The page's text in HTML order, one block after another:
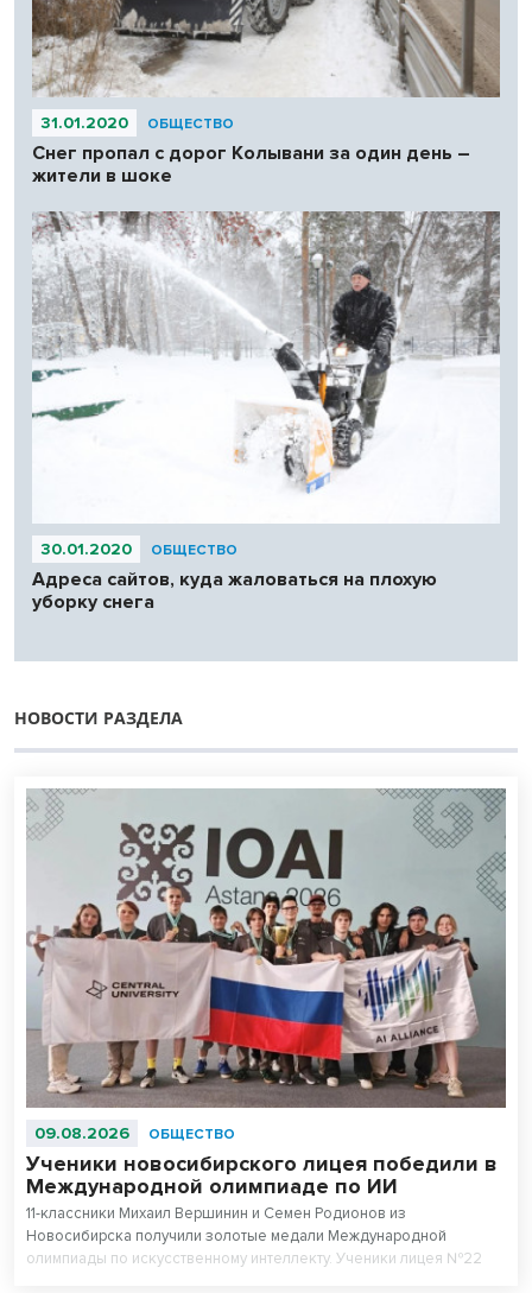
31.01.2020 ОБЩЕСТВО
Снег пропал с дорог Колывани за один день –
жители в шоке
30.01.2020 ОБЩЕСТВО
Адреса сайтов, куда жаловаться на плохую
уборку снега
НОВОСТИ РАЗДЕЛА
09.08.2026 ОБЩЕСТВО
Ученики новосибирского лицея победили в
Международной олимпиаде по ИИ
11-классники Михаил Вершинин и Семен Родионов из
Новосибирска получили золотые медали Международной
олимпиады по искусственному интеллекту. Ученики лицея №22